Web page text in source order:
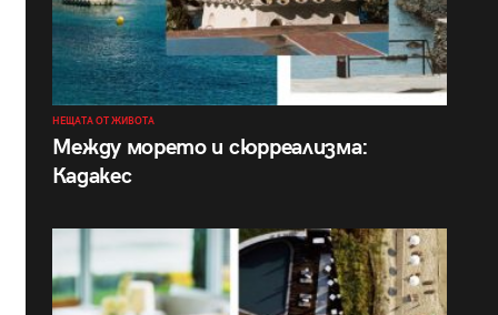
НЕЩАТА ОТ ЖИВОТА
Между морето и сюрреализма:
Кадакес